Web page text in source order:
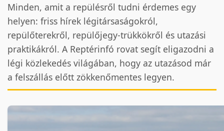
Minden, amit a repülésről tudni érdemes egy
helyen: friss hírek légitársaságokról,
repülőterekről, repülőjegy-trükkökről és utazási
praktikákról. A Reptérinfó rovat segít eligazodni a
légi közlekedés világában, hogy az utazásod már
a felszállás előtt zökkenőmentes legyen.